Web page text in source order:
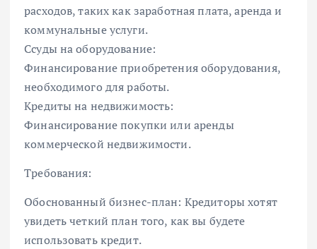
расходов, таких как заработная плата, аренда и
коммунальные услуги.
Ссуды на оборудование:
Финансирование приобретения оборудования,
необходимого для работы.
Кредиты на недвижимость:
Финансирование покупки или аренды
коммерческой недвижимости.
Требования:
Обоснованный бизнес-план: Кредиторы хотят
увидеть четкий план того, как вы будете
использовать кредит.